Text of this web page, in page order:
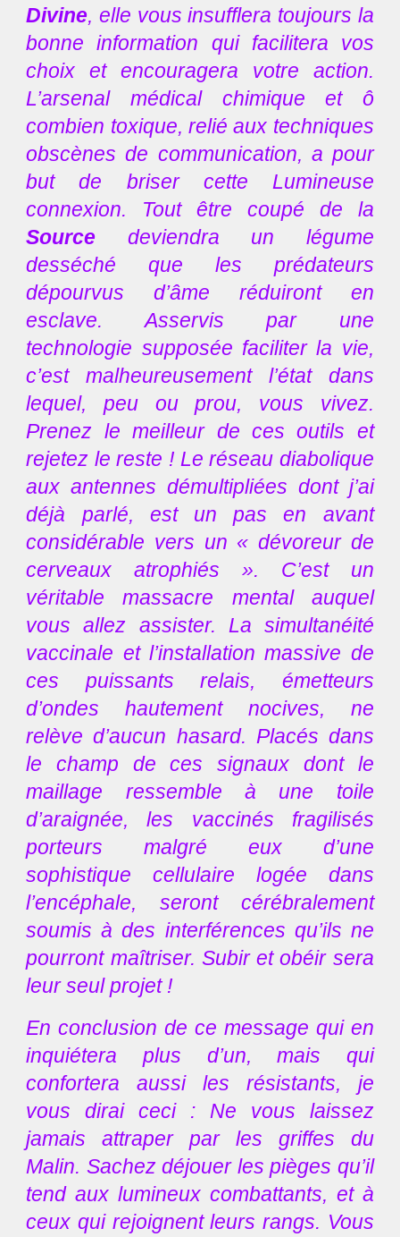
Divine, elle vous insufflera toujours la
bonne information qui facilitera vos
choix et encouragera votre action.
L’arsenal médical chimique et ô
combien toxique, relié aux techniques
obscènes de communication, a pour
but de briser cette Lumineuse
connexion. Tout être coupé de la
Source deviendra un légume
desséché que les prédateurs
dépourvus d’âme réduiront en
esclave. Asservis par une
technologie supposée faciliter la vie,
c’est malheureusement l’état dans
lequel, peu ou prou, vous vivez.
Prenez le meilleur de ces outils et
rejetez le reste ! Le réseau diabolique
aux antennes démultipliées dont j’ai
déjà parlé, est un pas en avant
considérable vers un « dévoreur de
cerveaux atrophiés ». C’est un
véritable massacre mental auquel
vous allez assister. La simultanéité
vaccinale et l’installation massive de
ces puissants relais, émetteurs
d’ondes hautement nocives, ne
relève d’aucun hasard. Placés dans
le champ de ces signaux dont le
maillage ressemble à une toile
d’araignée, les vaccinés fragilisés
porteurs malgré eux d’une
sophistique cellulaire logée dans
l’encéphale, seront cérébralement
soumis à des interférences qu’ils ne
pourront maîtriser. Subir et obéir sera
leur seul projet !
En conclusion de ce message qui en
inquiétera plus d’un, mais qui
confortera aussi les résistants, je
vous dirai ceci : Ne vous laissez
jamais attraper par les griffes du
Malin. Sachez déjouer les pièges qu’il
tend aux lumineux combattants, et à
ceux qui rejoignent leurs rangs. Vous